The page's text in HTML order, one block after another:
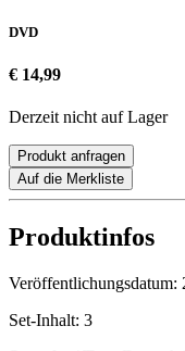
DVD
€ 14,99
Derzeit nicht auf Lager
Produkt anfragen
Auf die Merkliste
Produktinfos
Veröffentlichungsdatum:
Set-Inhalt: 3